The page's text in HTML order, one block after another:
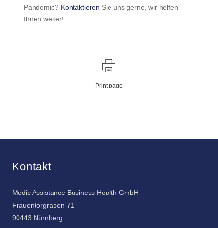
Pandemie? Kontaktieren Sie uns gerne, wir helfen
Ihnen weiter!
Print page
Kontakt
Medic Assistance Business Health GmbH
Frauentorgraben 71
90443 Nürnberg